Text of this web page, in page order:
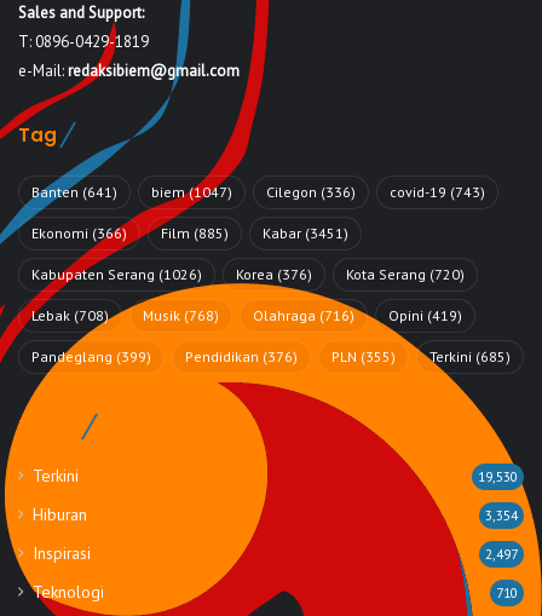
Sales and Support:
T: 0896-0429-1819
e-Mail:redaksibiem@gmail.com
Tag
Banten (641) biem(1047) Cilegon (336) covid-19 (743)
Ekonomi (366) Film (885) Kabar (3451)
Kabupaten Serang (1026) Korea (376) Kota Serang (720)
Lebak (708) Musik (768) Olahraga (716) Opini (419)
Pandeglang (399) Pendidikan (376) PLN (355) Terkini (685)
Rubrik
Terkini 19,530
Hiburan 3,354
Inspirasi 2,497
Teknologi 710